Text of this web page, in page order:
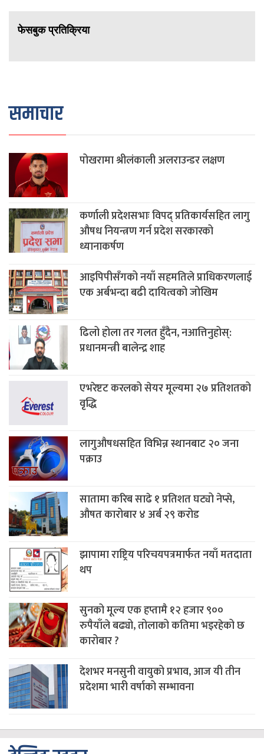
फेसबुक प्रतिक्रिया
समाचार
पोखरामा श्रीलंकाली अलराउन्डर लक्षण
कर्णाली प्रदेशसभाः विपद् प्रतिकार्यसहित लागु
औषध नियन्त्रण गर्न प्रदेश सरकारको
ध्यानाकर्षण
आइपिपीसँगको नयाँ सहमतिले प्राधिकरणलाई
एक अर्बभन्दा बढी दायित्वको जोखिम
ढिलो होला तर गलत हुँदैन, नआत्तिनुहोस्:
प्रधानमन्त्री बालेन्द्र शाह
एभरेष्टट करलको सेयर मूल्यमा २७ प्रतिशतको
वृद्धि
लागुऔषधसहित विभिन्न स्थानबाट २० जना
पक्राउ
सातामा करिब साढे १ प्रतिशत घट्यो नेप्से,
औषत कारोबार ४ अर्ब २९ करोड
झापामा राष्ट्रिय परिचयपत्रमार्फत नयाँ मतदाता
थप
सुनको मूल्य एक हप्तामै १२ हजार ९००
रुपैयाँले बढ्यो, तोलाको कतिमा भइरहेको छ
कारोबार ?
देशभर मनसुनी वायुको प्रभाव, आज यी तीन
प्रदेशमा भारी वर्षाको सम्भावना